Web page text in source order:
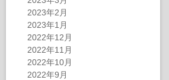
2023年2月
2023年1月
2022年12月
2022年11月
2022年10月
2022年9月